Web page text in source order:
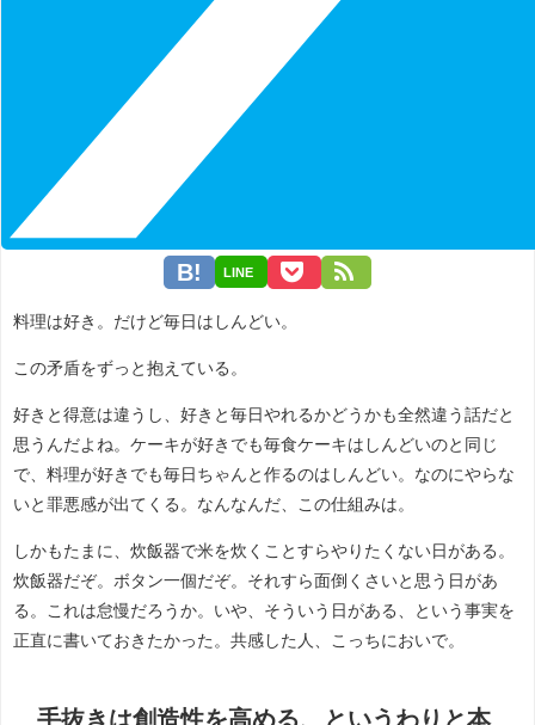
LINE
料理は好き。だけど毎日はしんどい。
この矛盾をずっと抱えている。
好きと得意は違うし、好きと毎日やれるかどうかも全然違う話だと
思うんだよね。ケーキが好きでも毎食ケーキはしんどいのと同じ
で、料理が好きでも毎日ちゃんと作るのはしんどい。なのにやらな
いと罪悪感が出てくる。なんなんだ、この仕組みは。
しかもたまに、炊飯器で米を炊くことすらやりたくない日がある。
炊飯器だぞ。ボタン一個だぞ。それすら面倒くさいと思う日があ
る。これは怠慢だろうか。いや、そういう日がある、という事実を
正直に書いておきたかった。共感した人、こっちにおいで。
手抜きは創造性を高める、というわりと本